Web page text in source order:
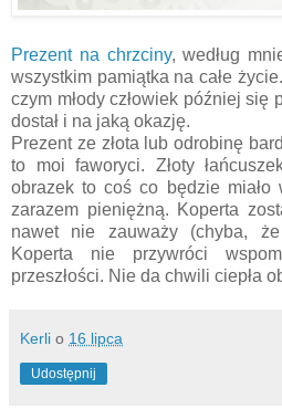
Prezent na chrzciny, według
wszystkim pamiątka na całe
czym młody człowiek później się
dostał i na jaką okazję.
Prezent ze złota lub odrobinę
to moi faworyci. Złoty
obrazek to coś co będzie miało
zarazem pieniężną. Koperta
nawet nie zauważy (chyba,
Koperta nie przywróci
przeszłości. Nie da chwili ciepła
Kerli o 16 lipca
Udostępnij